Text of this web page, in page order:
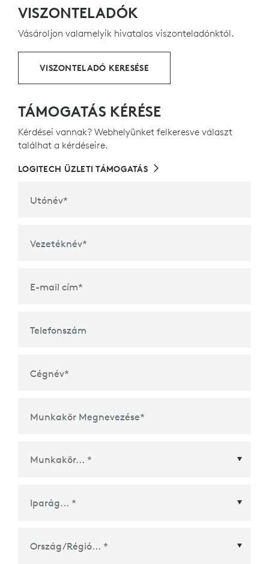
köszönhetően
Nyílbillentyűk
Integráltszámbillentyűzet
VISZONTELADÓK
Vásároljon valamelyik hivatalos viszonteladónktól.
VISZONTELADÓ KERESÉSE
TÁMOGATÁS KÉRÉSE
Kérdései vannak? Webhelyünket felkeresve választ
találhat a kérdéseire.
LOGITECH ÜZLETI TÁMOGATÁS
Utónév*
Vezetéknév*
E-mail cím*
Telefonszám
Cégnév*
Munkakör Megnevezése*